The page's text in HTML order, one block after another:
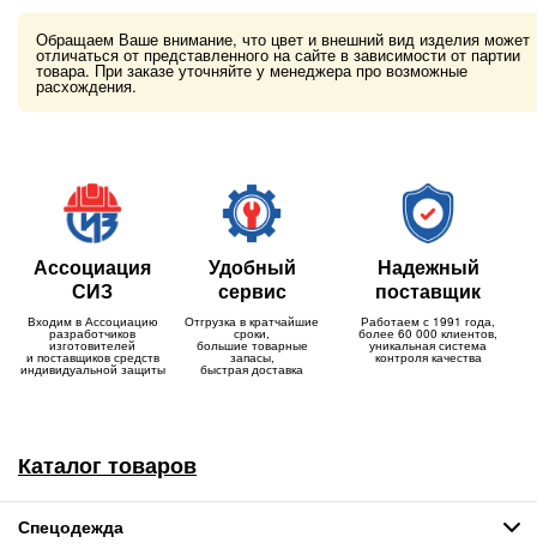
Обращаем Ваше внимание, что цвет и внешний вид изделия может
отличаться от представленного на сайте в зависимости от партии
товара. При заказе уточняйте у менеджера про возможные
расхождения.
Ассоциация
СИЗ
Входим в Ассоциацию
разработчиков
изготовителей
и поставщиков средств
индивидуальной защиты
Удобный
сервис
Отгрузка в кратчайшие
сроки,
большие товарные
запасы,
быстрая доставка
Надежный
поставщик
Работаем с 1991 года,
более 60 000 клиентов,
уникальная система
контроля качества
Каталог товаров
Спецодежда